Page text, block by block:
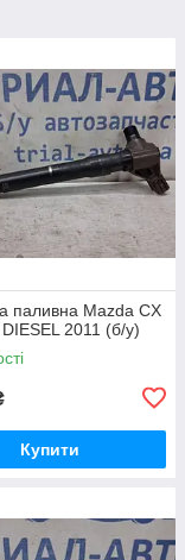
паливна Mazda CX
2011 (б/у)
Купити